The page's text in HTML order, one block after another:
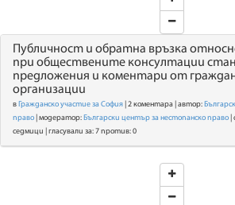
Публичност и обратна връзка
при обществените консултации
предложения и коментари от
организации
в Гражданско участие за София | 2 коментара | автор:
право | модератор: Български център за нестопанско право
седмици | гласували за: 7 против: 0